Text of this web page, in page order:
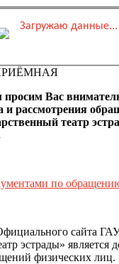
Загружаю данные...
наМероприятие
Промокод
Фамилия,
телефона
карта
Вас
и рассмотрения
театр
по
сайта
эстрады» является
физических лиц.